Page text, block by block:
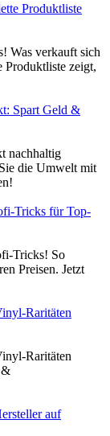
Produktliste
Was verkauft sich
Produktliste zeigt,
Spart Geld &
nachhaltig
die Umwelt mit
Tricks für Top-
Tricks! So
Preisen. Jetzt
Raritäten
Raritäten
&
auf